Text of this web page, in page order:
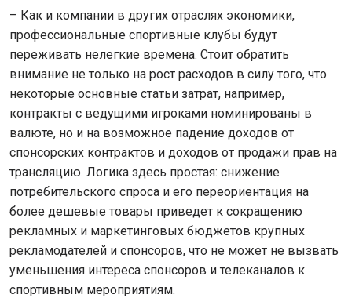
– Как и компании в других отраслях экономики,
профессиональные спортивные клубы будут
переживать нелегкие времена. Стоит обратить
внимание не только на рост расходов в силу того, что
некоторые основные статьи затрат, например,
контракты с ведущими игроками номинированы в
валюте, но и на возможное падение доходов от
спонсорских контрактов и доходов от продажи прав на
трансляцию. Логика здесь простая: снижение
потребительского спроса и его переориентация на
более дешевые товары приведет к сокращению
рекламных и маркетинговых бюджетов крупных
рекламодателей и спонсоров, что не может не вызвать
уменьшения интереса спонсоров и телеканалов к
спортивным мероприятиям.